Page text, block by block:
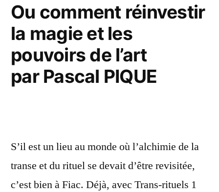
Ou comment réinvestir
la magie et les
pouvoirs de l’art
par Pascal PIQUE
S’il est un lieu au monde où l’alchimie de la
transe et du rituel se devait d’être revisitée,
c’est bien à Fiac. Déjà, avec Trans-rituels 1